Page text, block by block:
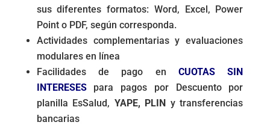
sus diferentes formatos: Word, Excel, Power
Point o PDF, según corresponda.
Actividades complementarias y evaluaciones
modulares en línea
Facilidades de pago en CUOTAS SIN
INTERESES para pagos por Descuento por
planilla EsSalud, YAPE, PLIN y transferencias
bancarias